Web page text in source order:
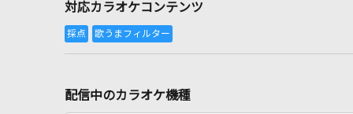
対応カラオケコンテンツ
配信中のカラオケ機種